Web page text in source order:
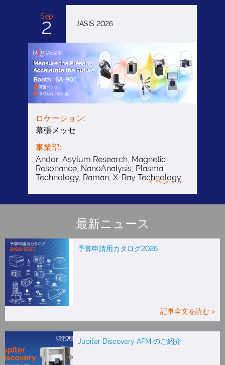
Sep
2 JASIS 2026
ロケーション:
幕張メッセ
事業部:
Andor, Asylum Research, Magnetic
Resonance, NanoAnalysis, Plasma
Technology, Raman, X-Ray Technology
イベント >
最新ニュース
予算申請用カタログ2026
記事全文を読む >
Jupiter Discovery AFM のご紹介